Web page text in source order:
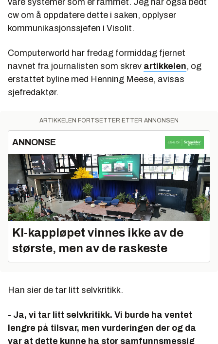
våre systemer som er rammet. Jeg har også bedt
cw om å oppdatere dette i saken, opplyser
kommunikasjonssjefen i Visolit.
Computerworld har fredag formiddag fjernet
navnet fra journalisten som skrev artikkelen, og
erstattet byline med Henning Meese, avisas
sjefredaktør.
ARTIKKELEN FORTSETTER ETTER ANNONSEN
ANNONSE
KI‑kappløpet vinnes ikke av de
største, men av de raskeste
Han sier de tar litt selvkritikk.
- Ja, vi tar litt selvkritikk. Vi burde ha ventet
lengre på tilsvar, men vurderingen der og da
var at dette kunne ha stor samfunnsmessig